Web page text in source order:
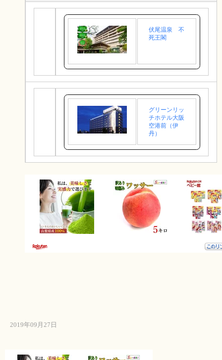
伏尾温泉 不
死王閣
グリーンリッ
チホテル大阪
空港前（伊
丹）
2019年09月27日